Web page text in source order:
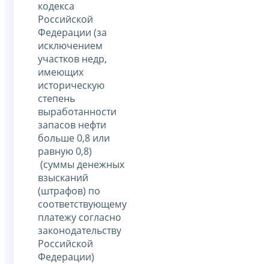
кодекса
Российской
Федерации (за
исключением
участков недр,
имеющих
историческую
степень
выработанности
запасов нефти
больше 0,8 или
равную 0,8)
(суммы денежных
взысканий
(штрафов) по
соответствующему
платежу согласно
законодательству
Российской
Федерации)